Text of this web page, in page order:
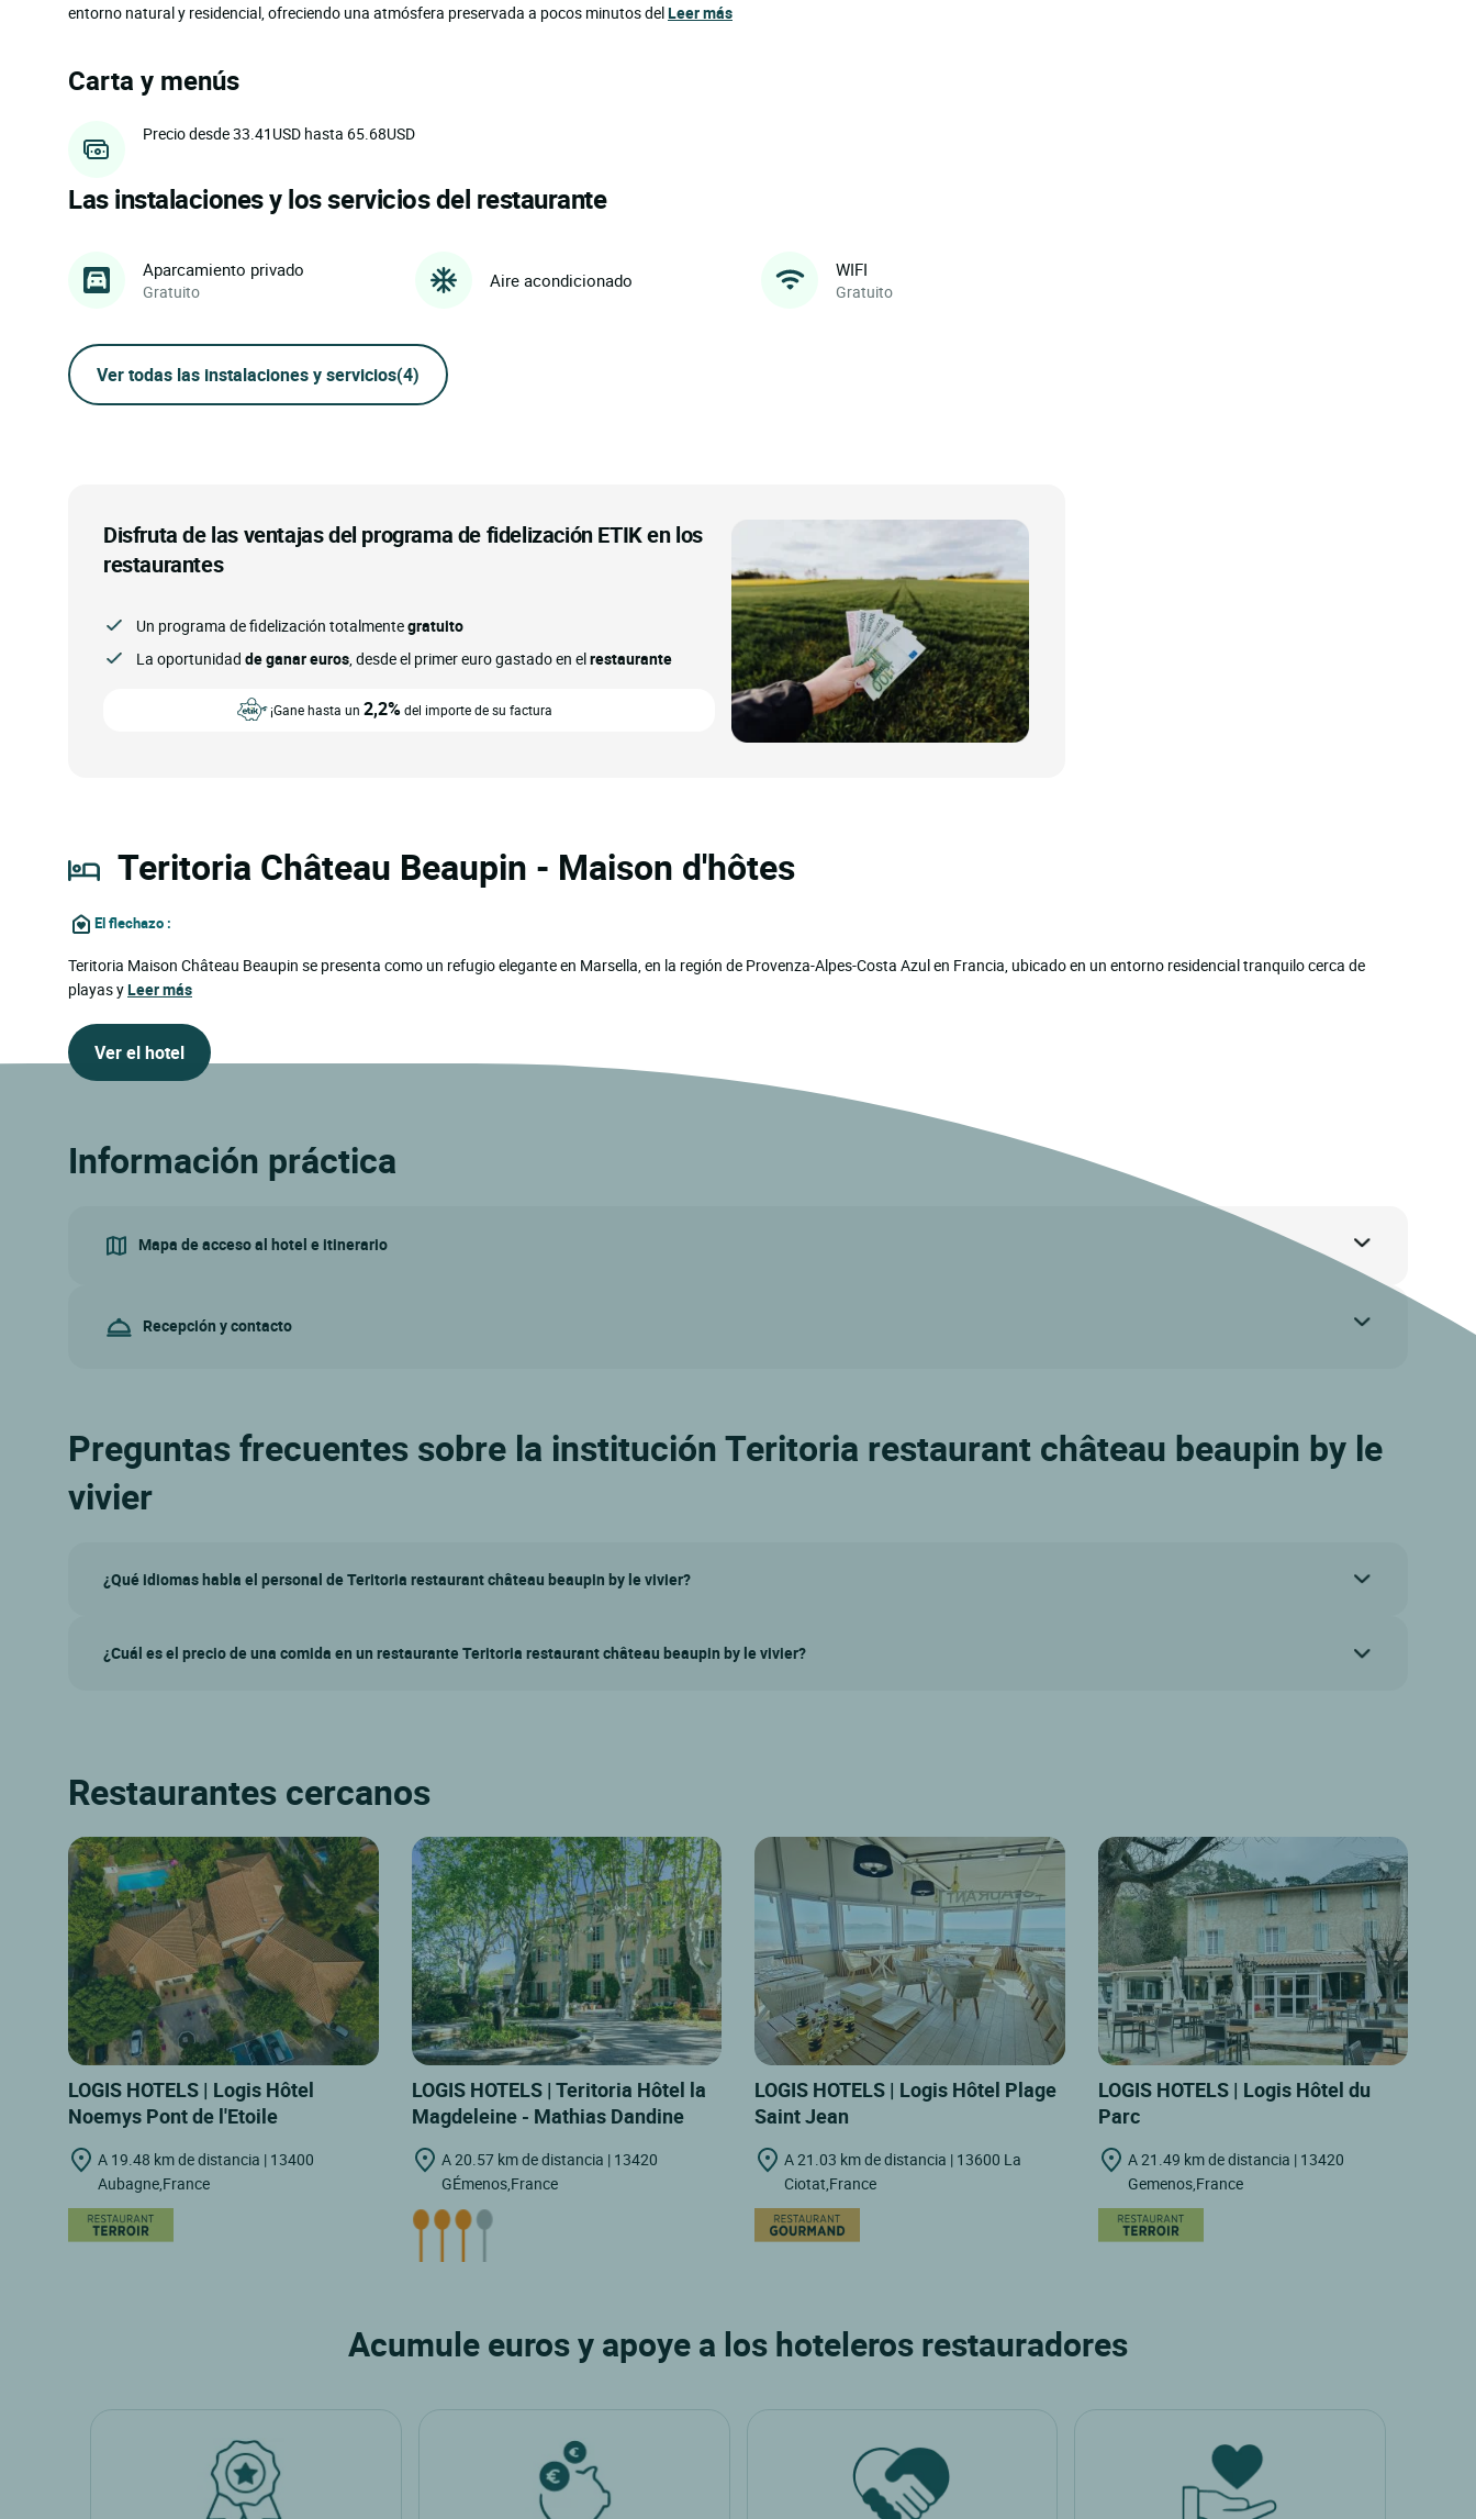
entorno natural y residencial, ofreciendo una atmósfera preservada a pocos minutos delLeer más
Carta y menús
Precio desde 33.41USD hasta 65.68USD
Las instalaciones y los servicios del restaurante
Aparcamiento privado
Gratuito
Aire acondicionado WIFI
Gratuito
Ver todas las instalaciones y servicios(4)
Disfruta de las ventajas del programa de fidelización ETIK en los
restaurantes
Un programa de fidelización totalmentegratuito
La oportunidad de ganar euros , desde el primer euro gastado en elrestaurante
¡Gane hasta un2,2%del importe de su factura
Teritoria Château Beaupin - Maison d'hôtes
El flechazo :
Teritoria Maison Château Beaupin se presenta como un refugio elegante en Marsella, en la región de Provenza-Alpes-Costa Azul en Francia, ubicado en un entorno residencial tranquilo cerca de
playas yLeer más
Ver el hotel
Información práctica
Mapa de acceso al hotel e itinerario
Recepción y contacto
Preguntas frecuentes sobre la institución Teritoria restaurant château beaupin by le
vivier
¿Qué idiomas habla el personal de Teritoria restaurant château beaupin by le vivier?
¿Cuál es el precio de una comida en un restaurante Teritoria restaurant château beaupin by le vivier?
Restaurantes cercanos
LOGIS HOTELS | Logis Hôtel
Noemys Pont de l'Etoile
A 19.48 km de distancia | 13400
Aubagne,France
LOGIS HOTELS | Teritoria Hôtel la
Magdeleine - Mathias Dandine
A 20.57 km de distancia | 13420
GÉmenos,France
LOGIS HOTELS | Logis Hôtel Plage
Saint Jean
A 21.03 km de distancia | 13600 La
Ciotat,France
LOGIS HOTELS | Logis Hôtel du
Parc
A 21.49 km de distancia | 13420
Gemenos,France
Acumule euros y apoye a los hoteleros restauradores